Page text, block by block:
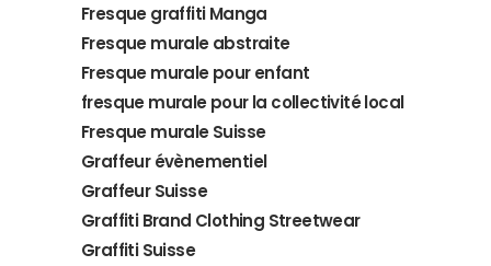
Fresque graffiti Manga
Fresque murale abstraite
Fresque murale pour enfant
fresque murale pour la collectivité local
Fresque murale Suisse
Graffeur évènementiel
Graffeur Suisse
Graffiti Brand Clothing Streetwear
Graffiti Suisse